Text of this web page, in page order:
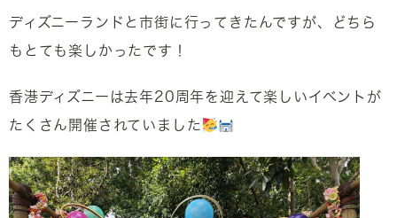
ディズニーランドと市街に行ってきたんですが、どちら
もとても楽しかったです！
香港ディズニーは去年20周年を迎えて楽しいイベントが
たくさん開催されていました